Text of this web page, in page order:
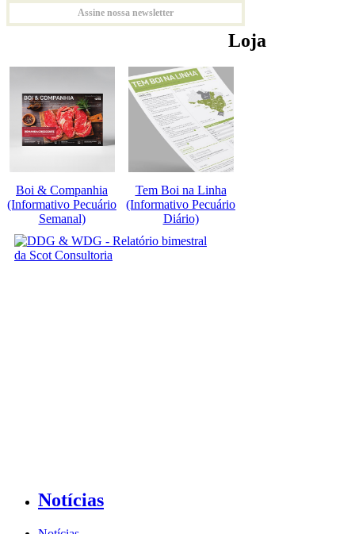
Assine nossa newsletter
Loja
Boi & Companhia
(Informativo Pecuário
Semanal)
Tem Boi na Linha
(Informativo Pecuário
Diário)
Notícias